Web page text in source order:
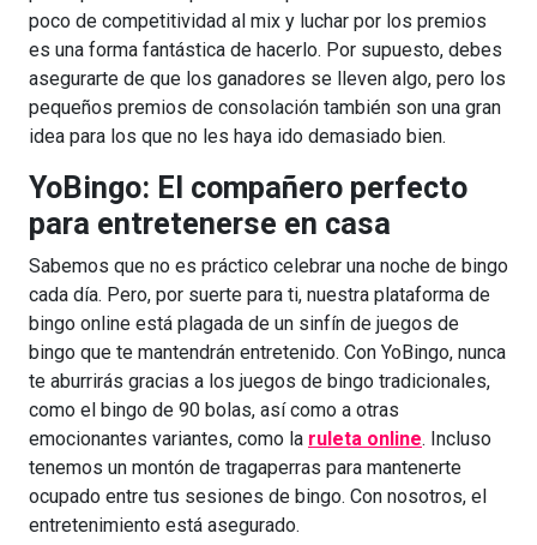
poco de competitividad al mix y luchar por los premios
es una forma fantástica de hacerlo. Por supuesto, debes
asegurarte de que los ganadores se lleven algo, pero los
pequeños premios de consolación también son una gran
idea para los que no les haya ido demasiado bien.
YoBingo: El compañero perfecto
para entretenerse en casa
Sabemos que no es práctico celebrar una noche de bingo
cada día. Pero, por suerte para ti, nuestra plataforma de
bingo online está plagada de un sinfín de juegos de
bingo que te mantendrán entretenido. Con YoBingo, nunca
te aburrirás gracias a los juegos de bingo tradicionales,
como el bingo de 90 bolas, así como a otras
emocionantes variantes, como la ruleta online. Incluso
tenemos un montón de tragaperras para mantenerte
ocupado entre tus sesiones de bingo. Con nosotros, el
entretenimiento está asegurado.